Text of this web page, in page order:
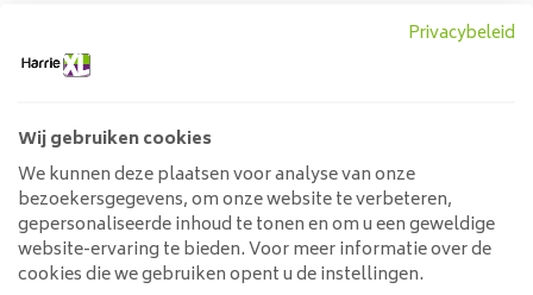
Hanglamp 3x Houten Frame
getrapt
Privacybeleid
Wij gebruiken cookies
We kunnen deze plaatsen voor analyse van onze
bezoekersgegevens, om onze website te verbeteren,
gepersonaliseerde inhoud te tonen en om u een geweldige
website-ervaring te bieden. Voor meer informatie over de
cookies die we gebruiken opent u de instellingen.